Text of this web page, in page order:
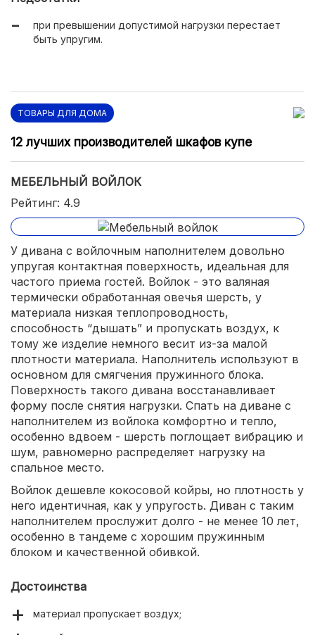
при превышении допустимой нагрузки перестает
быть упругим.
ТОВАРЫ ДЛЯ ДОМА
12 лучших производителей шкафов купе
МЕБЕЛЬНЫЙ ВОЙЛОК
Рейтинг: 4.9
У дивана с войлочным наполнителем довольно
упругая контактная поверхность, идеальная для
частого приема гостей. Войлок - это валяная
термически обработанная овечья шерсть, у
материала низкая теплопроводность,
способность “дышать” и пропускать воздух, к
тому же изделие немного весит из-за малой
плотности материала. Наполнитель используют в
основном для смягчения пружинного блока.
Поверхность такого дивана восстанавливает
форму после снятия нагрузки. Спать на диване с
наполнителем из войлока комфортно и тепло,
особенно вдвоем - шерсть поглощает вибрацию и
шум, равномерно распределяет нагрузку на
спальное место.
Войлок дешевле кокосовой койры, но плотность у
него идентичная, как у упругость. Диван с таким
наполнителем прослужит долго - не менее 10 лет,
особенно в тандеме с хорошим пружинным
блоком и качественной обивкой.
Достоинства
материал пропускает воздух;